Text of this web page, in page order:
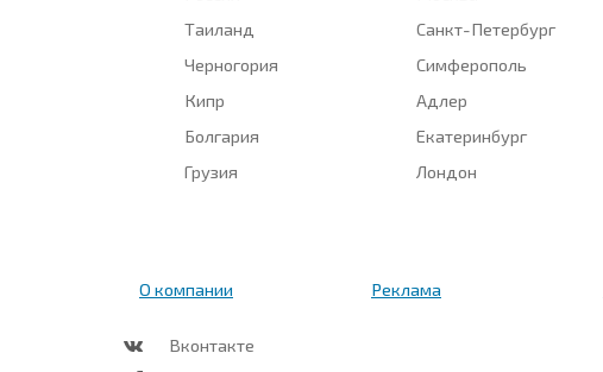
Таиланд
Черногория
Кипр
Болгария
Грузия
Санкт-Петербург
Симферополь
Адлер
Екатеринбург
Лондон
О компании Реклама
Вконтакте